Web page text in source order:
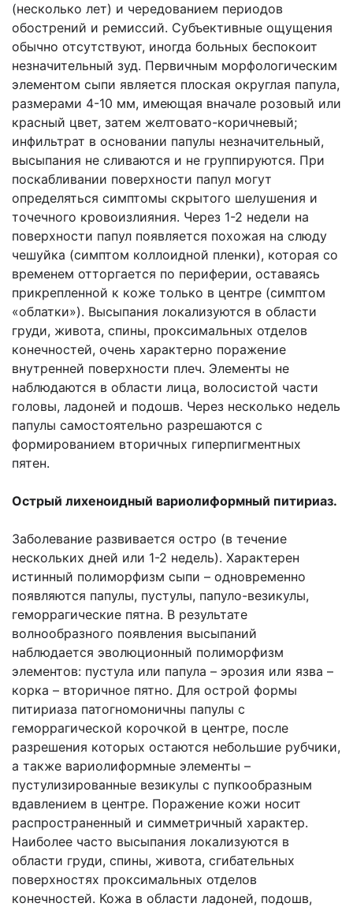
(несколько лет) и чередованием периодов
обострений и ремиссий. Субъективные ощущения
обычно отсутствуют, иногда больных беспокоит
незначительный зуд. Первичным морфологическим
элементом сыпи является плоская округлая папула,
размерами 4-10 мм, имеющая вначале розовый или
красный цвет, затем желтовато-коричневый;
инфильтрат в основании папулы незначительный,
высыпания не сливаются и не группируются. При
поскабливании поверхности папул могут
определяться симптомы скрытого шелушения и
точечного кровоизлияния. Через 1-2 недели на
поверхности папул появляется похожая на слюду
чешуйка (симптом коллоидной пленки), которая со
временем отторгается по периферии, оставаясь
прикрепленной к коже только в центре (симптом
«облатки»). Высыпания локализуются в области
груди, живота, спины, проксимальных отделов
конечностей, очень характерно поражение
внутренней поверхности плеч. Элементы не
наблюдаются в области лица, волосистой части
головы, ладоней и подошв. Через несколько недель
папулы самостоятельно разрешаются с
формированием вторичных гиперпигментных
пятен.
Острый лихеноидный вариолиформный питириаз.
Заболевание развивается остро (в течение
нескольких дней или 1-2 недель). Характерен
истинный полиморфизм сыпи – одновременно
появляются папулы, пустулы, папуло-везикулы,
геморрагические пятна. В результате
волнообразного появления высыпаний
наблюдается эволюционный полиморфизм
элементов: пустула или папула – эрозия или язва –
корка – вторичное пятно. Для острой формы
питириаза патогномоничны папулы с
геморрагической корочкой в центре, после
разрешения которых остаются небольшие рубчики,
а также вариолиформные элементы –
пустулизированные везикулы с пупкообразным
вдавлением в центре. Поражение кожи носит
распространенный и симметричный характер.
Наиболее часто высыпания локализуются в
области груди, спины, живота, сгибательных
поверхностях проксимальных отделов
конечностей. Кожа в области ладоней, подошв,